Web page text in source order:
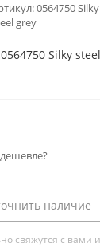
0564750 Silky
grey
Silky
наличие
свяжутся с вами и